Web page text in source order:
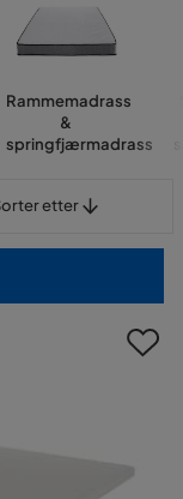
Rammemadrass
&
springfjærmadrass
etter